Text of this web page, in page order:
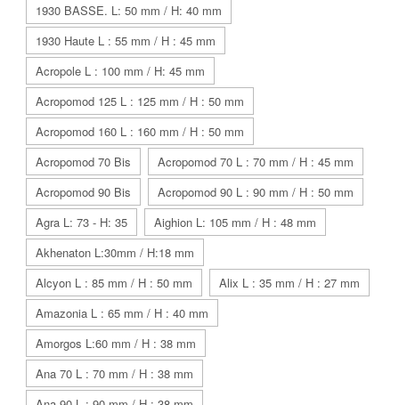
1930 BASSE. L: 50 mm / H: 40 mm
1930 Haute L : 55 mm / H : 45 mm
Acropole L : 100 mm / H: 45 mm
Acropomod 125 L : 125 mm / H : 50 mm
Acropomod 160 L : 160 mm / H : 50 mm
Acropomod 70 Bis
Acropomod 70 L : 70 mm / H : 45 mm
Acropomod 90 Bis
Acropomod 90 L : 90 mm / H : 50 mm
Agra L: 73 - H: 35
Aighion L: 105 mm / H : 48 mm
Akhenaton L:30mm / H:18 mm
Alcyon L : 85 mm / H : 50 mm
Alix L : 35 mm / H : 27 mm
Amazonia L : 65 mm / H : 40 mm
Amorgos L:60 mm / H : 38 mm
Ana 70 L : 70 mm / H : 38 mm